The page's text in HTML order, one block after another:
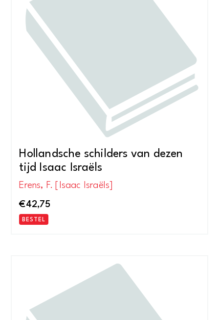
Hollandsche schilders van dezen
tijd Isaac Israëls
Erens, F. [Isaac Israëls]
€42,75
BESTEL